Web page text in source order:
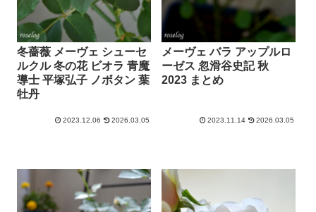
冬薔薇 メーヴェ シューセ
ルクル 冬の花 ビオラ 青魔
導士 平塚弘子 ノボタン 葉
牡丹
2023.12.06 2026.03.05
メーヴェ バラ アップルロ
ーゼス 忽滑谷史記 秋
2023 まとめ
2023.11.14 2026.03.05